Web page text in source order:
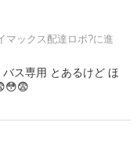
マックス配達ロボ?に進
ス専用 とあるけど ほ